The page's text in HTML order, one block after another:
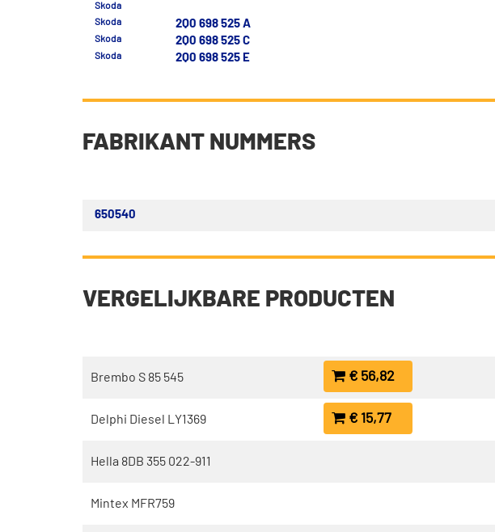
Skoda
Skoda
2Q0 698 525 A
Skoda 2Q0 698 525 C
Skoda 2Q0 698 525 E
FABRIKANT NUMMERS
650540
VERGELIJKBARE PRODUCTEN
Brembo S 85 545 € 56,82
Delphi Diesel LY1369 € 15,77
Hella 8DB 355 022-911
Mintex MFR759